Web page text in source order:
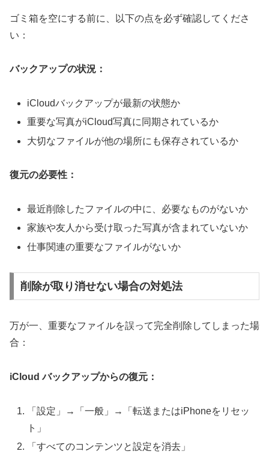
ゴミ箱を空にする前に、以下の点を必ず確認してくださ
い：
バックアップの状況：
iCloudバックアップが最新の状態か
重要な写真がiCloud写真に同期されているか
大切なファイルが他の場所にも保存されているか
復元の必要性：
最近削除したファイルの中に、必要なものがないか
家族や友人から受け取った写真が含まれていないか
仕事関連の重要なファイルがないか
削除が取り消せない場合の対処法
万が一、重要なファイルを誤って完全削除してしまった場
合：
iCloud バックアップからの復元：
「設定」→「一般」→「転送またはiPhoneをリセッ
ト」
「すべてのコンテンツと設定を消去」